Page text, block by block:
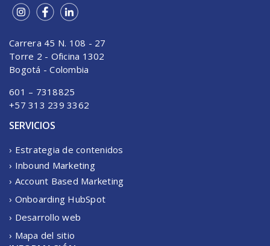
Carrera 45 N. 108 - 27
Torre 2 - Oficina 1302
Bogotá - Colombia
601 – 7318825
+57 313 239 3362
SERVICIOS
› Estrategia de contenidos
› Inbound Marketing
› Account Based Marketing
› Onboarding HubSpot
› Desarrollo web
› Mapa del sitio